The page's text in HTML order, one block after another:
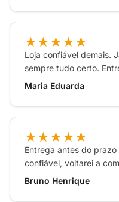
★★★★★
Loja confiável demais.
sempre tudo certo.
Maria Eduarda
★★★★★
Entrega antes do
confiável, voltarei a
Bruno Henrique